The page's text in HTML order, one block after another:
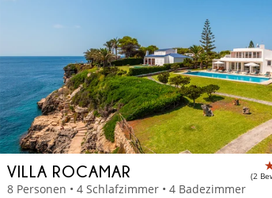
VILLA ROCAMAR (2
8 Personen • 4 Schlafzimmer • 4 Badezimmer